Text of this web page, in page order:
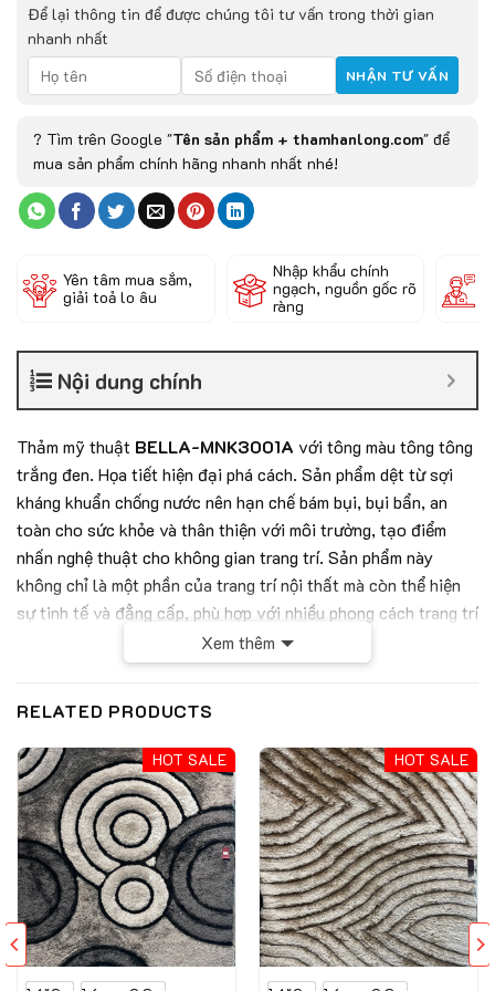
Để lại thông tin để được chúng tôi tư vấn trong thời gian
nhanh nhất
? Tìm trên Google "Tên sản phẩm + thamhanlong.com" để
mua sản phẩm chính hãng nhanh nhất nhé!
Yên tâm mua sắm,
giải toả lo âu
Nhập khẩu chính
ngạch, nguồn gốc rõ
ràng
Nội dung chính
Thảm mỹ thuật BELLA-MNK3001A với tông màu tông tông
trắng đen. Họa tiết hiện đại phá cách. Sản phẩm dệt từ sợi
kháng khuẩn chống nước nên hạn chế bám bụi, bụi bẩn, an
toàn cho sức khỏe và thân thiện với môi trường, tạo điểm
nhấn nghệ thuật cho không gian trang trí. Sản phẩm này
không chỉ là một phần của trang trí nội thất mà còn thể hiện
sự tinh tế và đẳng cấp, phù hợp với nhiều phong cách trang trí
khác nhau, từ hiện đại đến trang trọng. Ngay bây giờ hãy cùng
Thảm Hán Long khám phá về tác phẩm nghệ thuật này nhé.
Thông số kỹ thuật của mẫu thảm mỹ thuật
BELLA-MNK3001A
Chất liệu
PP+Polyester
Chiều cao sợi
9 mm
Trọng lượng
2000g/m2
Bảng thông số kỹ thuật của sản phẩm
Đặc điểm nổi bật của thảm mỹ thuật BELLA-
MNK3001A
Xem thêm
RELATED PRODUCTS
HOT SALE HOT SALE